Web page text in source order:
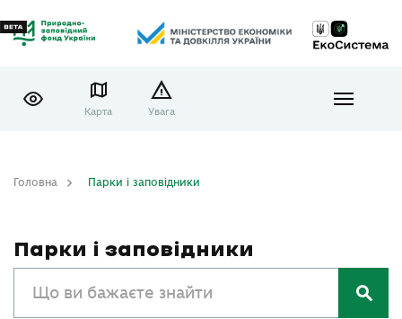
Карта Увага
Головна Парки і заповідники
Парки і заповідники